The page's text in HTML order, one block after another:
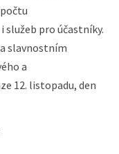
služeb pro účastníky.
slavnostním
a
12. listopadu, den